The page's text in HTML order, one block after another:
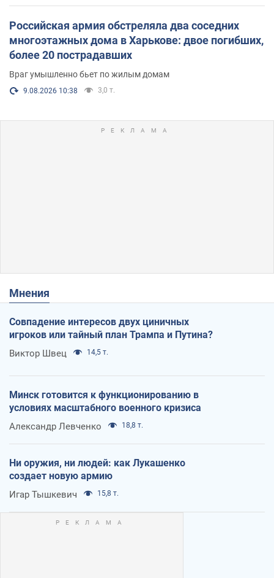
Российская армия обстреляла два соседних
многоэтажных дома в Харькове: двое погибших,
более 20 пострадавших
Враг умышленно бьет по жилым домам
9.08.2026 10:38 3,0 т.
Мнения
Совпадение интересов двух циничных
игроков или тайный план Трампа и Путина?
Виктор Швец 14,5 т.
Минск готовится к функционированию в
условиях масштабного военного кризиса
Александр Левченко 18,8 т.
Ни оружия, ни людей: как Лукашенко
создает новую армию
Игар Тышкевич 15,8 т.